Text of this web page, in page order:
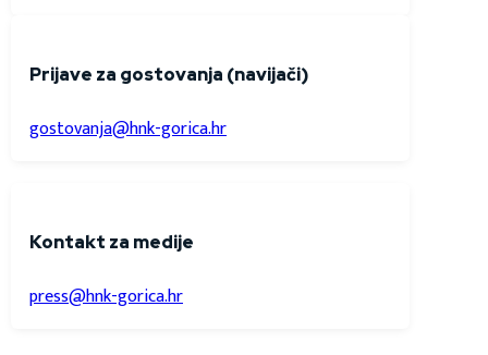
Prijave za gostovanja (navijači)
gostovanja@hnk-gorica.hr
Kontakt za medije
press@hnk-gorica.hr